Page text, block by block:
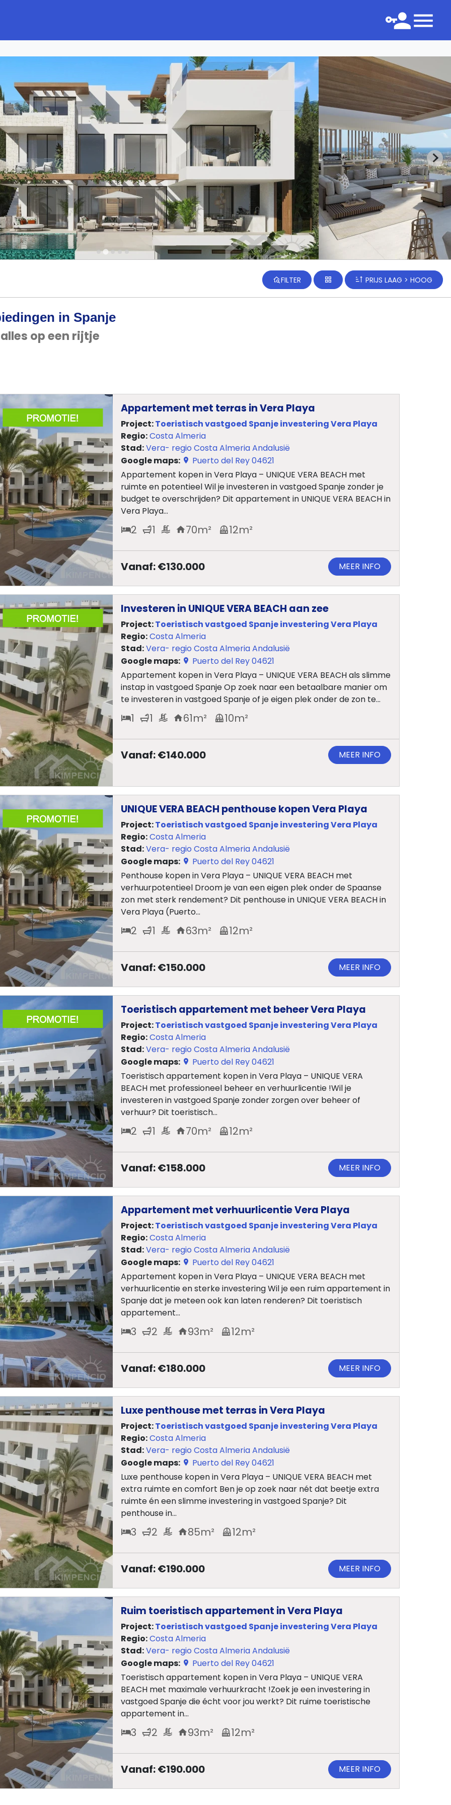
FILTER PRIJS LAAG > HOOG
in Spanje
op een rijtje
Appartement met terras in Vera Playa
Project:Toeristisch vastgoed Spanje investering Vera Playa
Regio:Costa Almeria
Stad:Vera- regio Costa Almeria Andalusië
Google maps:
Puerto del Rey 04621
Appartement kopen in Vera Playa – UNIQUE VERA BEACH met
ruimte en potentieel Wil je investeren in vastgoed Spanje zonder je
budget te overschrijden? Dit appartement in UNIQUE VERA BEACH in
Vera Playa...
2 1 70m² 12m²
Vanaf: €130.000 MEER INFO
Investeren in UNIQUE VERA BEACH aan zee
Project:Toeristisch vastgoed Spanje investering Vera Playa
Regio:Costa Almeria
Stad:Vera- regio Costa Almeria Andalusië
Google maps:
Puerto del Rey 04621
Appartement kopen in Vera Playa – UNIQUE VERA BEACH als slimme
instap in vastgoed Spanje Op zoek naar een betaalbare manier om
te investeren in vastgoed Spanje of je eigen plek onder de zon te...
1 1 61m² 10m²
Vanaf: €140.000 MEER INFO
UNIQUE VERA BEACH penthouse kopen Vera Playa
Project:Toeristisch vastgoed Spanje investering Vera Playa
Regio:Costa Almeria
Stad:Vera- regio Costa Almeria Andalusië
Google maps:
Puerto del Rey 04621
Penthouse kopen in Vera Playa – UNIQUE VERA BEACH met
verhuurpotentieel Droom je van een eigen plek onder de Spaanse
zon met sterk rendement? Dit penthouse in UNIQUE VERA BEACH in
Vera Playa (Puerto...
2 1 63m² 12m²
Vanaf: €150.000 MEER INFO
Toeristisch appartement met beheer Vera Playa
Project:Toeristisch vastgoed Spanje investering Vera Playa
Regio:Costa Almeria
Stad:Vera- regio Costa Almeria Andalusië
Google maps:
Puerto del Rey 04621
Toeristisch appartement kopen in Vera Playa – UNIQUE VERA
BEACH met professioneel beheer en verhuurlicentie !Wil je
investeren in vastgoed Spanje zonder zorgen over beheer of
verhuur? Dit toeristisch...
2 1 70m² 12m²
Vanaf: €158.000 MEER INFO
Appartement met verhuurlicentie Vera Playa
Project:Toeristisch vastgoed Spanje investering Vera Playa
Regio:Costa Almeria
Stad:Vera- regio Costa Almeria Andalusië
Google maps:
Puerto del Rey 04621
Appartement kopen in Vera Playa – UNIQUE VERA BEACH met
verhuurlicentie en sterke investering Wil je een ruim appartement in
Spanje dat je meteen ook kan laten renderen? Dit toeristisch
appartement...
3 2 93m² 12m²
Vanaf: €180.000 MEER INFO
Luxe penthouse met terras in Vera Playa
Project:Toeristisch vastgoed Spanje investering Vera Playa
Regio:Costa Almeria
Stad:Vera- regio Costa Almeria Andalusië
Google maps:
Puerto del Rey 04621
Luxe penthouse kopen in Vera Playa – UNIQUE VERA BEACH met
extra ruimte en comfort Ben je op zoek naar nét dat beetje extra
ruimte én een slimme investering in vastgoed Spanje? Dit
penthouse in...
3 2 85m² 12m²
Vanaf: €190.000 MEER INFO
Ruim toeristisch appartement in Vera Playa
Project:Toeristisch vastgoed Spanje investering Vera Playa
Regio:Costa Almeria
Stad:Vera- regio Costa Almeria Andalusië
Google maps:
Puerto del Rey 04621
Toeristisch appartement kopen in Vera Playa – UNIQUE VERA
BEACH met maximale verhuurkracht !Zoek je een investering in
vastgoed Spanje die écht voor jou werkt? Dit ruime toeristische
appartement in...
3 2 93m² 12m²
Vanaf: €190.000 MEER INFO